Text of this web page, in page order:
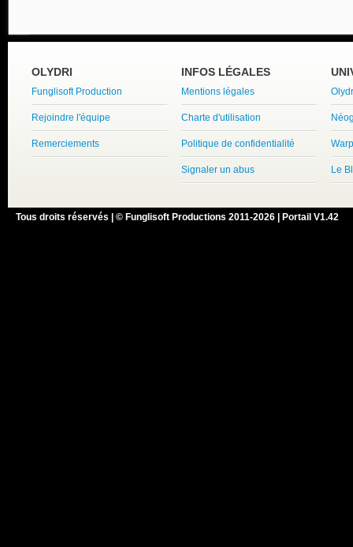
OLYDRI
Funglisoft Production
Rejoindre l'équipe
Remerciements
INFOS LÉGALES
Mentions légales
Charte d'utilisation
Politique de confidentialité
Signaler un abus Le
Tous droits réservés | © Funglisoft Productions 2011-2026 | Portail V1.42